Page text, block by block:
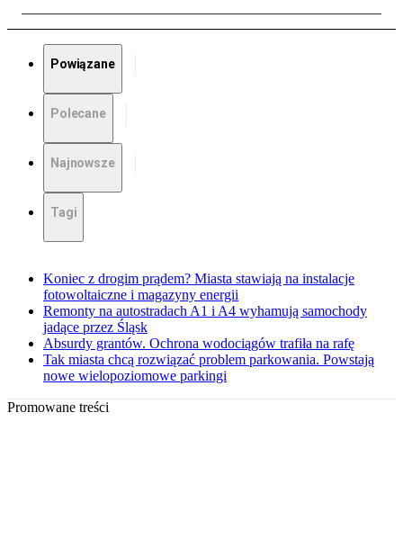
Powiązane
Polecane
Najnowsze
Tagi
Koniec z drogim prądem? Miasta stawiają na instalacje
fotowoltaiczne i magazyny energii
Remonty na autostradach A1 i A4 wyhamują samochody
jadące przez Śląsk
Absurdy grantów. Ochrona wodociągów trafiła na rafę
Tak miasta chcą rozwiązać problem parkowania. Powstają
nowe wielopoziomowe parkingi
Promowane treści